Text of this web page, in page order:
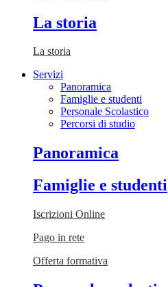
La storia
La storia
Servizi
Panoramica
Famiglie e studenti
Personale Scolastico
Percorsi di studio
Panoramica
Famiglie e studenti
Iscrizioni Online
Pago in rete
Offerta formativa